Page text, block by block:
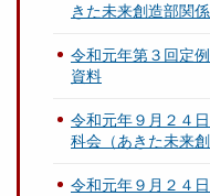
きた未来創造部関
令和元年第３回定
資料
令和元年９月２４
科会（あきた未来
令和元年９月２４